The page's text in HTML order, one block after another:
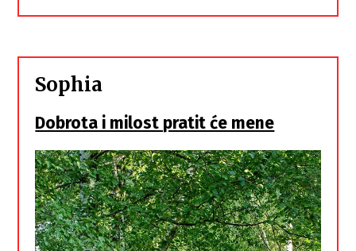
Sophia
Dobrota i milost pratit će mene